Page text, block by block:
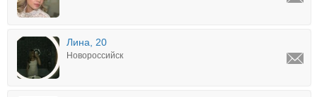
Лина, 20
Новороссийск